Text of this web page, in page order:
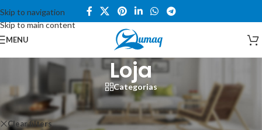
Skip to navigation
Skip to main content
MENU
Loja
Categorias
Início/Loja
Clear filters yakotec